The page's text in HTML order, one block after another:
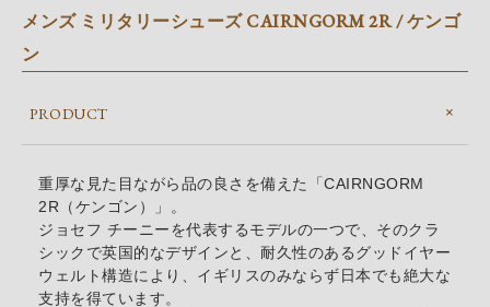
メンズ ミリタリーシューズ CAIRNGORM 2R / ケンゴ
ン
PRODUCT
重厚な見た目ながら品の良さを備えた「CAIRNGORM
2R（ケンゴン）」。
ジョセフ チーニーを代表するモデルの一つで、そのクラ
シックで英国的なデザインと、耐久性のあるグッドイヤー
ウェルト構造により、イギリスのみならず日本でも絶大な
支持を得ています。